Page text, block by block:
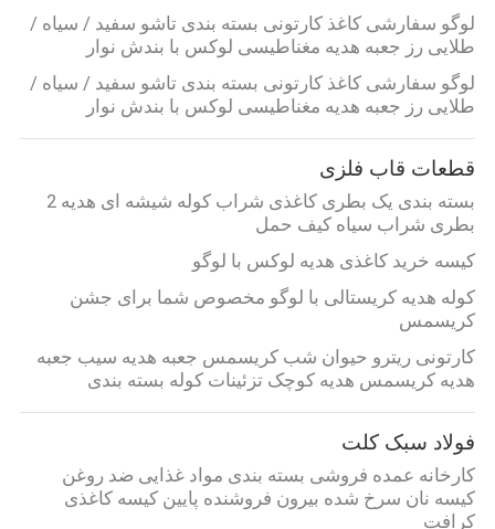
لوگو سفارشی کاغذ کارتونی بسته بندی تاشو سفید / سیاه /
طلایی رز جعبه هدیه مغناطیسی لوکس با بندش نوار
لوگو سفارشی کاغذ کارتونی بسته بندی تاشو سفید / سیاه /
طلایی رز جعبه هدیه مغناطیسی لوکس با بندش نوار
قطعات قاب فلزی
بسته بندی یک بطری کاغذی شراب کوله شیشه ای هدیه 2
بطری شراب سیاه کیف حمل
کیسه خرید کاغذی هدیه لوکس با لوگو
کوله هدیه کریستالی با لوگو مخصوص شما برای جشن
کریسمس
کارتونی ریترو حیوان شب کریسمس جعبه هدیه سیب جعبه
هدیه کریسمس هدیه کوچک تزئینات کوله بسته بندی
فولاد سبک کلت
کارخانه عمده فروشی بسته بندی مواد غذایی ضد روغن
کیسه نان سرخ شده بیرون فروشنده پایین کیسه کاغذی
کرافت